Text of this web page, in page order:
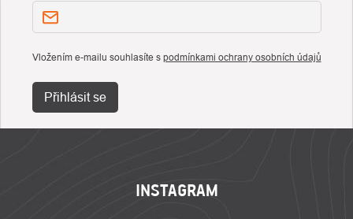
Vložením e-mailu souhlasíte s podmínkami ochrany osobních údajů
Přihlásit se
INSTAGRAM